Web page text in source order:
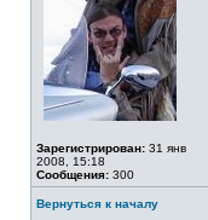
Зарегистрирован: 31 янв
2008, 15:18
Сообщения: 300
Вернуться к началу